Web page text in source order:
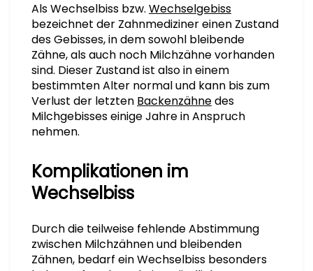
Als Wechselbiss bzw. Wechselgebiss
bezeichnet der Zahnmediziner einen Zustand
des Gebisses, in dem sowohl bleibende
Zähne, als auch noch Milchzähne vorhanden
sind. Dieser Zustand ist also in einem
bestimmten Alter normal und kann bis zum
Verlust der letzten Backenzähnedes
Milchgebisses einige Jahre in Anspruch
nehmen.
Komplikationen im
Wechselbiss
Durch die teilweise fehlende Abstimmung
zwischen Milchzähnen und bleibenden
Zähnen, bedarf ein Wechselbiss besonders